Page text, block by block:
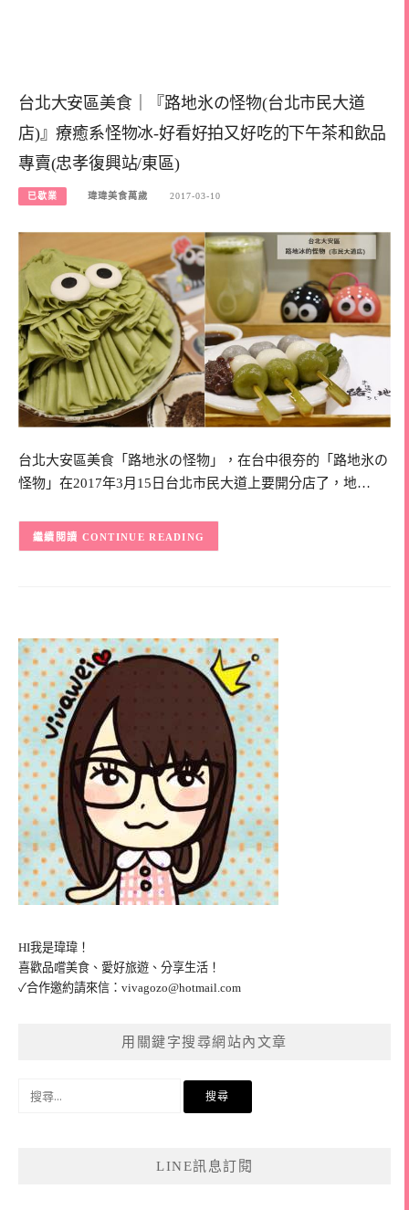
台北大安區美食｜『路地氷の怪物(台北市民大道
店)』療癒系怪物冰-好看好拍又好吃的下午茶和飲品
專賣(忠孝復興站/東區)
已歇業 瑋瑋美食萬歲 2017-03-10
台北大安區美食「路地氷の怪物」，在台中很夯的「路地氷の
怪物」在2017年3月15日台北市民大道上要開分店了，地…
CONTINUE READING
HI我是瑋瑋！
喜歡品嚐美食、愛好旅遊、分享生活！
✓合作邀約請來信： vivagozo@hotmail.com
用關鍵字搜尋網站內文章
LINE訊息訂閱